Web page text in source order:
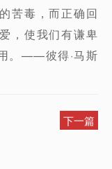
苦毒，而正确回
，使我们有谦卑
。——彼得·马斯
下一篇